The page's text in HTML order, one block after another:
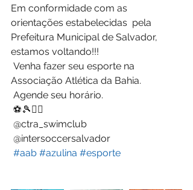
Em conformidade com as
orientações estabelecidas  pela
Prefeitura Municipal de Salvador,
estamos voltando!!!
Associação Atlética da Bahia.
Agende seu horário.
⚽️🎾🏊‍♂️
@ctra_swimclub
@intersoccersalvador
#aab #azulina #esporte